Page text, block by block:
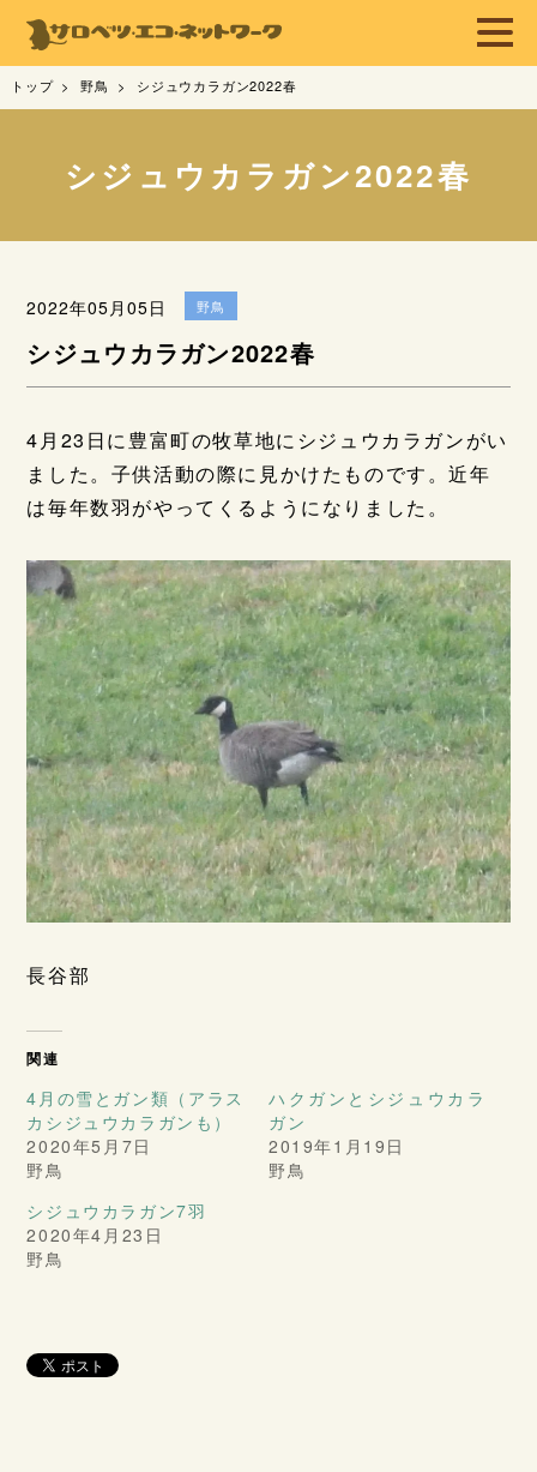
トップ 野鳥 シジュウカラガン2022春
シジュウカラガン2022春
2022年05月05日 野鳥
シジュウカラガン2022春
4月23日に豊富町の牧草地にシジュウカラガンがい
ました。子供活動の際に見かけたものです。近年
は毎年数羽がやってくるようになりました。
長谷部
関連
4月の雪とガン類（アラス
カシジュウカラガンも）
2020年5月7日
野鳥
ハクガンとシジュウカラ
ガン
2019年1月19日
野鳥
シジュウカラガン7羽
2020年4月23日
野鳥